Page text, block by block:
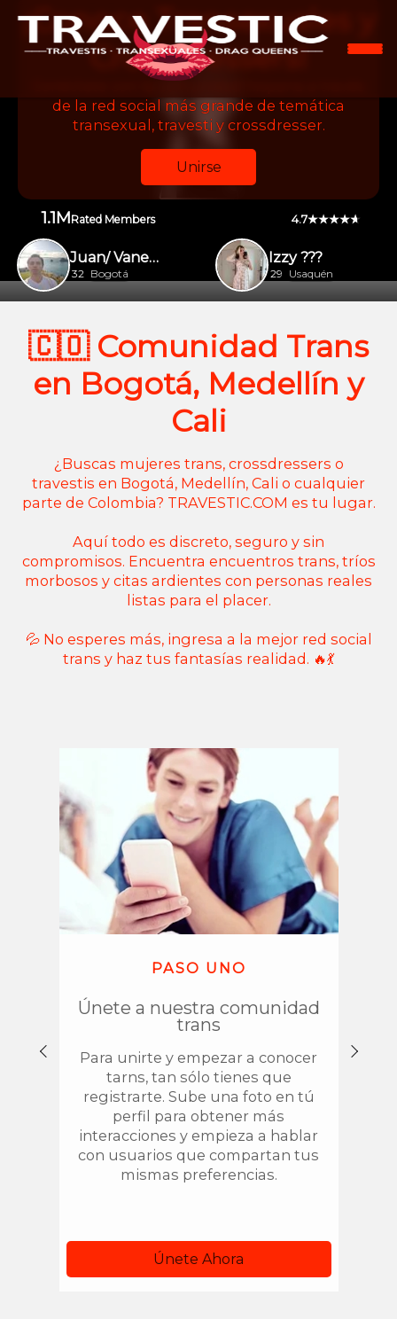
¡Conoce Transexuales y
Crossdressers!
Conéctate con la comunidad hispana a través
de la red social más grande de temática
transexual, travesti y crossdresser.
Unirse
1.1MRated Members 4.7
Izzy ???
29 Usaquén
Juan/ Vanesa
32 Bogotá
🇨🇴 Comunidad Trans
en Bogotá, Medellín y
Cali
¿Buscas mujeres trans, crossdressers o
travestis en Bogotá, Medellín, Cali o cualquier
parte de Colombia? TRAVESTIC.COM es tu lugar.
Aquí todo es discreto, seguro y sin
compromisos. Encuentra encuentros trans, tríos
morbosos y citas ardientes con personas reales
listas para el placer.
💦 No esperes más, ingresa a la mejor red social
trans y haz tus fantasías realidad. 🔥💃
PASO UNO
Únete a nuestra comunidad
trans
Para unirte y empezar a conocer
tarns, tan sólo tienes que
registrarte. Sube una foto en tú
perfil para obtener más
interacciones y empieza a hablar
con usuarios que compartan tus
mismas preferencias.
Únete Ahora